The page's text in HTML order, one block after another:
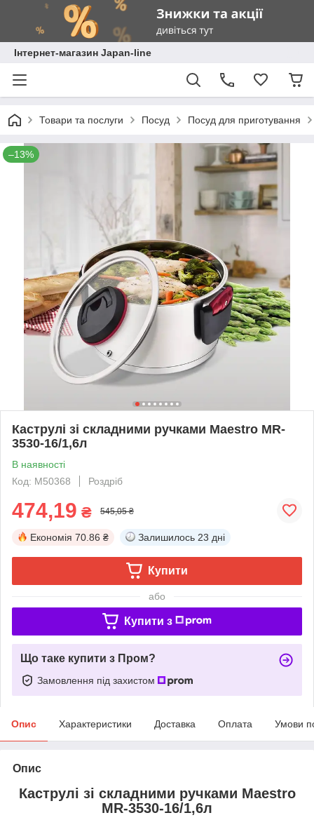
Інтернет-магазин Japan-line
Товари та послуги Посуд Посуд для приготування
–13%
Каструлі зі складними ручками Maestro MR-
3530-16/1,6л
В наявності
Код: М50368
Роздріб
474,19 ₴ 545,05 ₴
Економія 70.86 ₴ Залишилось 23 дні
Купити
або
Купити з
Що таке купити з Пром?
Замовлення під захистом
Опис Характеристики Доставка Оплата Умови
Опис
Каструлі зі складними ручками Maestro
MR-3530-16/1,6л